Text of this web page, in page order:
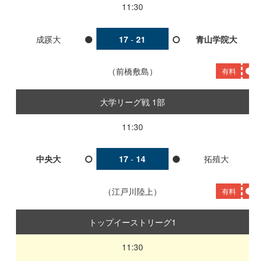
11:30
成蹊大 17 - 21 青山学院大
前橋敷島 有料
大学リーグ戦 1部
11:30
中央大 17 - 14 拓殖大
江戸川陸上 有料
トップイーストリーグ1
11:30